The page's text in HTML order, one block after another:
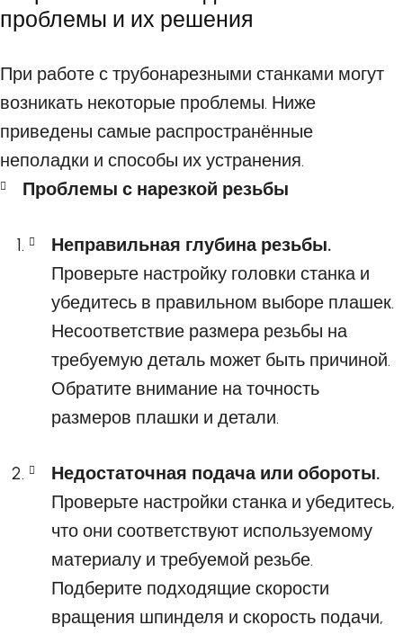
проблемы и их решения
При работе с трубонарезными станками могут
возникать некоторые проблемы. Ниже
приведены самые распространённые
неполадки и способы их устранения.
Проблемы с нарезкой резьбы
Неправильная глубина резьбы.
Проверьте настройку головки станка и
убедитесь в правильном выборе плашек.
Несоответствие размера резьбы на
требуемую деталь может быть причиной.
Обратите внимание на точность
размеров плашки и детали.
Недостаточная подача или обороты.
Проверьте настройки станка и убедитесь,
что они соответствуют используемому
материалу и требуемой резьбе.
Подберите подходящие скорости
вращения шпинделя и скорость подачи,